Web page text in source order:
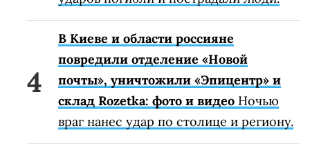
В Киеве и области россияне
повредили отделение «Новой
почты», уничтожили «Эпицентр» и
склад Rozetka: фото и видео Ночью
враг нанес удар по столице и региону.